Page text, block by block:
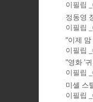
이필립
정동영
이필립
"이제 맘
이필립
"영화 '
이필립
미셸 스
이필립